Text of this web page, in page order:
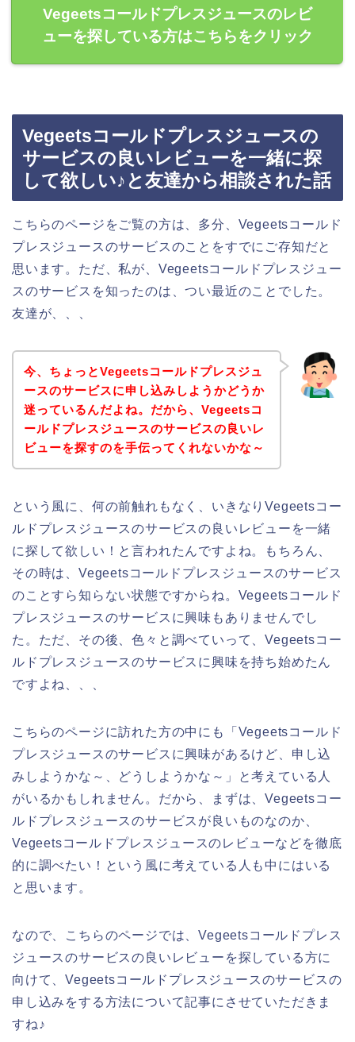
Vegeetsコールドプレスジュースのレビ
ューを探している方はこちらをクリック
Vegeetsコールドプレスジュースの
サービスの良いレビューを一緒に探
して欲しい♪と友達から相談された話
こちらのページをご覧の方は、多分、Vegeetsコールド
プレスジュースのサービスのことをすでにご存知だと
思います。ただ、私が、Vegeetsコールドプレスジュー
スのサービスを知ったのは、つい最近のことでした。
友達が、、、
今、ちょっとVegeetsコールドプレスジュ
ースのサービスに申し込みしようかどうか
迷っているんだよね。だから、Vegeetsコ
ールドプレスジュースのサービスの良いレ
ビューを探すのを手伝ってくれないかな～
という風に、何の前触れもなく、いきなりVegeetsコー
ルドプレスジュースのサービスの良いレビューを一緒
に探して欲しい！と言われたんですよね。もちろん、
その時は、Vegeetsコールドプレスジュースのサービス
のことすら知らない状態ですからね。Vegeetsコールド
プレスジュースのサービスに興味もありませんでし
た。ただ、その後、色々と調べていって、Vegeetsコー
ルドプレスジュースのサービスに興味を持ち始めたん
ですよね、、、
こちらのページに訪れた方の中にも「Vegeetsコールド
プレスジュースのサービスに興味があるけど、申し込
みしようかな～、どうしようかな～」と考えている人
がいるかもしれません。だから、まずは、Vegeetsコー
ルドプレスジュースのサービスが良いものなのか、
Vegeetsコールドプレスジュースのレビューなどを徹底
的に調べたい！という風に考えている人も中にはいる
と思います。
なので、こちらのページでは、Vegeetsコールドプレス
ジュースのサービスの良いレビューを探している方に
向けて、Vegeetsコールドプレスジュースのサービスの
申し込みをする方法について記事にさせていただきま
すね♪